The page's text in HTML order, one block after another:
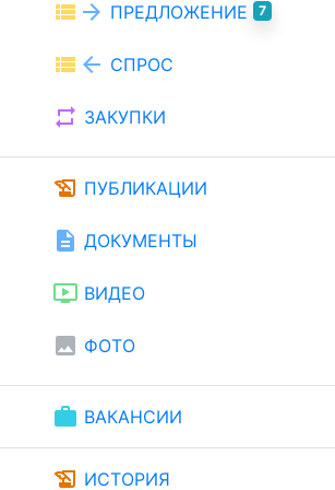
view_list arrow_forward ПРЕДЛОЖЕНИЕ 7
view_list arrow_back СПРОС
repeat ЗАКУПКИ
history_edu ПУБЛИКАЦИИ
description ДОКУМЕНТЫ
ondemand_video ВИДЕО
image ФОТО
work ВАКАНСИИ
history_edu ИСТОРИЯ